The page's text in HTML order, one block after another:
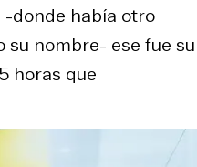
donde había otro
su nombre- ese fue su
horas que